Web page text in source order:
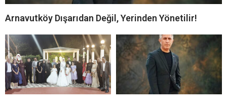
Arnavutköy Dışarıdan Değil, Yerinden Yönetilir!